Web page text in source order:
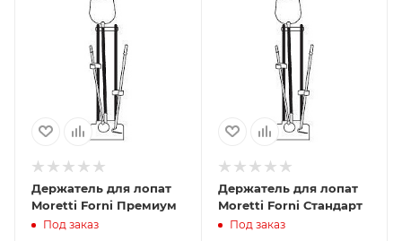
Держатель для лопат
Moretti Forni Премиум
Под заказ
Держатель для лопат
Moretti Forni Стандарт
Под заказ